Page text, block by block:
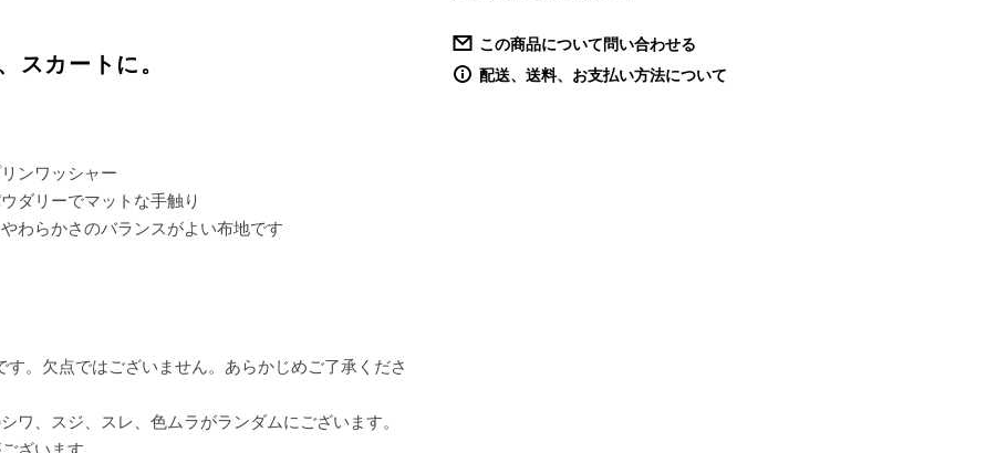
この商品について問い合わせる
配送、送料、お支払い方法について
スカートに。
ンワッシャー
ダリーでマットな手触り
わらかさのバランスがよい布地です
。欠点ではございません。あらかじめご了承くださ
ワ、スジ、スレ、色ムラがランダムにございます。